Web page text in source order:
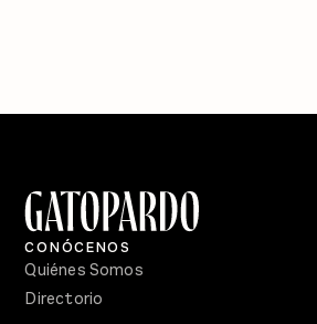
CONÓCENOS
Quiénes Somos
Directorio